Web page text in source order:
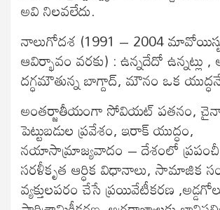
అవి నిలవలేదు.
నాలుగోదశ (1991 – 2004
ఆవిర్భావం వరకు) : ఉన్నదేదో ఉన్నట్లు ,
దగ్ధమౌతున్న బాగ్దాద్, మౌనం ఒక
అంతర్జాతీయంగా సోవియట్ పతనం,
పెట్టుబడుల ప్రవేశం, ఇరాక్ యుద్ధం,
నయాసామ్రాజ్యవాదం – దేశంలో
సరళీకృత ఆర్ధిక విధానాలు, సామాజిక
వ్యక్తులపరం చేసే ప్రయివేటీకరణ